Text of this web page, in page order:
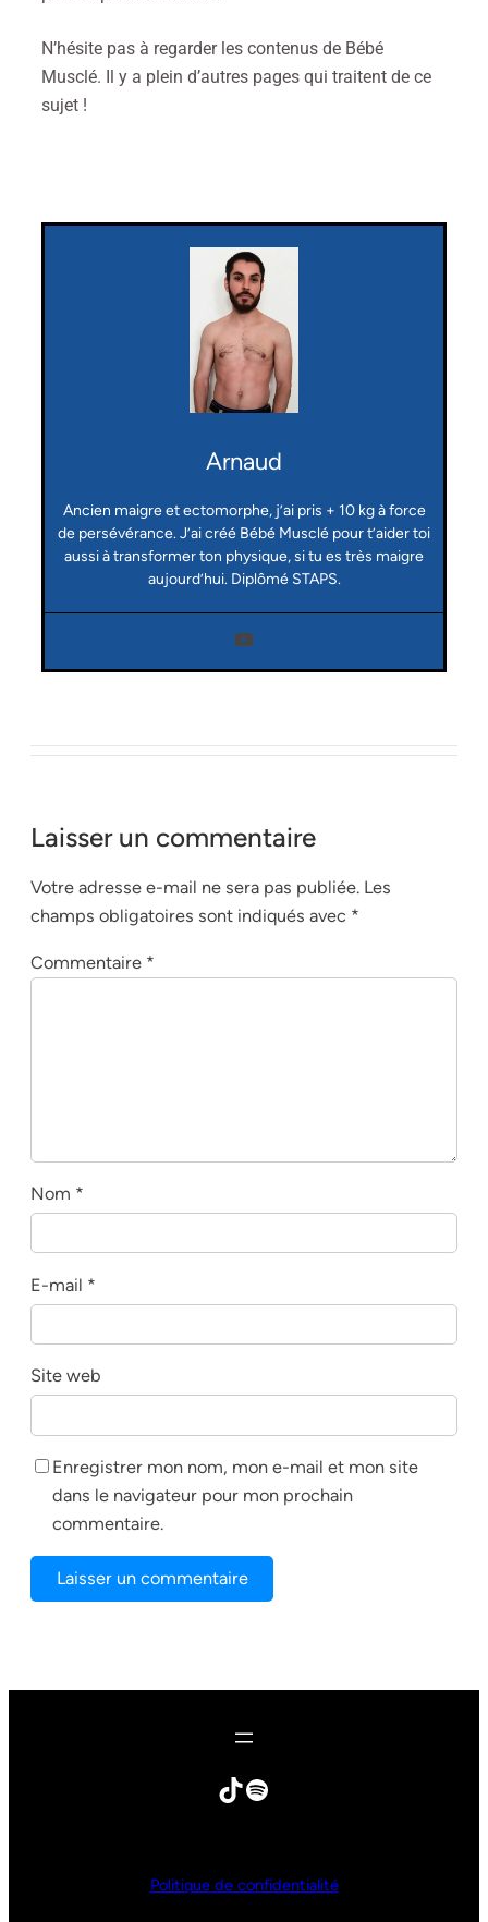
N’hésite pas à regarder les contenus de Bébé
Musclé. Il y a plein d’autres pages qui traitent de ce
sujet !
Arnaud
Ancien maigre et ectomorphe, j’ai pris + 10 kg à force
de persévérance. J’ai créé Bébé Musclé pour t’aider toi
aussi à transformer ton physique, si tu es très maigre
aujourd’hui. Diplômé STAPS.
Laisser un commentaire
Votre adresse e-mail ne sera pas publiée. Les
champs obligatoires sont indiqués avec *
Commentaire *
Nom *
E-mail *
Site web
Enregistrer mon nom, mon e-mail et mon site
dans le navigateur pour mon prochain
commentaire.
Politique de confidentialité